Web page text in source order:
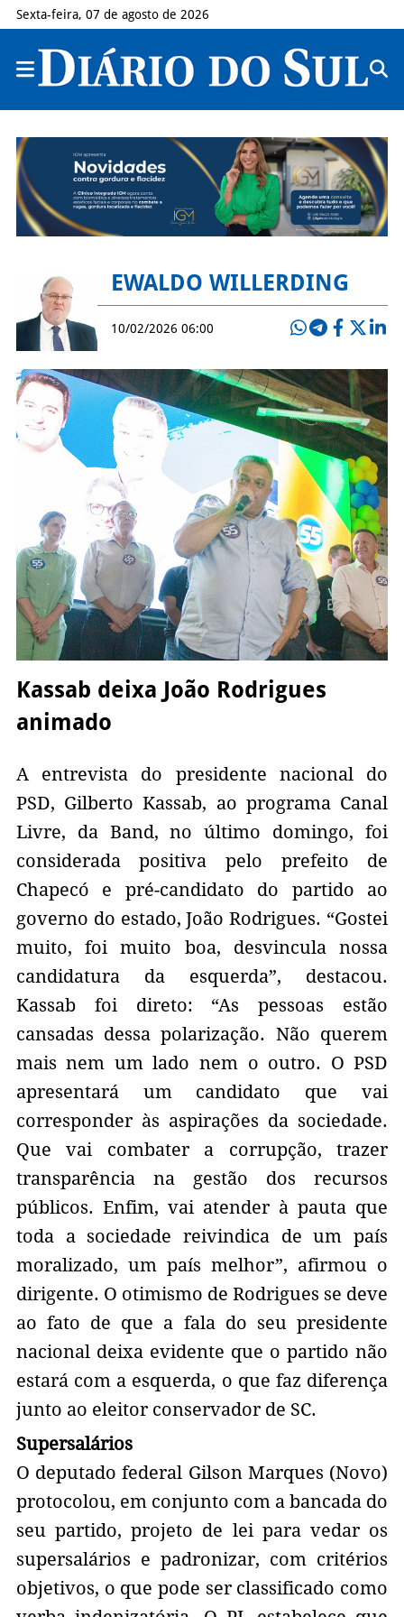
Sexta-feira, 07 de agosto de 2026
EWALDO WILLERDING
10/02/2026 06:00
Kassab deixa João Rodrigues
animado
A entrevista do presidente nacional do
PSD, Gilberto Kassab, ao programa Canal
Livre, da Band, no último domingo, foi
considerada positiva pelo prefeito de
Chapecó e pré-candidato do partido ao
governo do estado, João Rodrigues. “Gostei
muito, foi muito boa, desvincula nossa
candidatura da esquerda”, destacou.
Kassab foi direto: “As pessoas estão
cansadas dessa polarização. Não querem
mais nem um lado nem o outro. O PSD
apresentará um candidato que vai
corresponder às aspirações da sociedade.
Que vai combater a corrupção, trazer
transparência na gestão dos recursos
públicos. Enfim, vai atender à pauta que
toda a sociedade reivindica de um país
moralizado, um país melhor”, afirmou o
dirigente. O otimismo de Rodrigues se deve
ao fato de que a fala do seu presidente
nacional deixa evidente que o partido não
estará com a esquerda, o que faz diferença
junto ao eleitor conservador de SC.
Supersalários
O deputado federal Gilson Marques (Novo)
protocolou, em conjunto com a bancada do
seu partido, projeto de lei para vedar os
supersalários e padronizar, com critérios
objetivos, o que pode ser classificado como